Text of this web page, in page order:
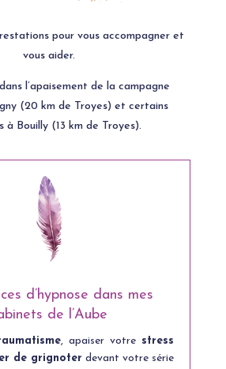
pour vous accompagner et
vous aider.
l’apaisement de la campagne
(20 km de Troyes) et certains
à Bouilly (13 km de Troyes).
d’hypnose dans mes
de l’Aube
, apaiser votre stress
de grignoter devant votre série